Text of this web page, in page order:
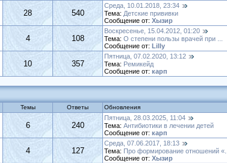
28 540
Среда, 10.01.2018, 23:34
Тема: Детские прививки
Сообщение от: Хызир
4 108
Воскресенье, 15.04.2012, 01:20
Тема: О степени пользы врачей при ...
Сообщение от: Lilly
10 357
Пятница, 07.02.2020, 13:12
Тема: Ремикейд
Сообщение от: карп
Темы Ответы Обновления
6 240
Пятница, 28.03.2025, 11:04
Тема: Антибиотики в лечении детей
Сообщение от: карп
4 127
Среда, 07.06.2017, 18:13
Тема: Про формирование отношений «...
Сообщение от: Хызир